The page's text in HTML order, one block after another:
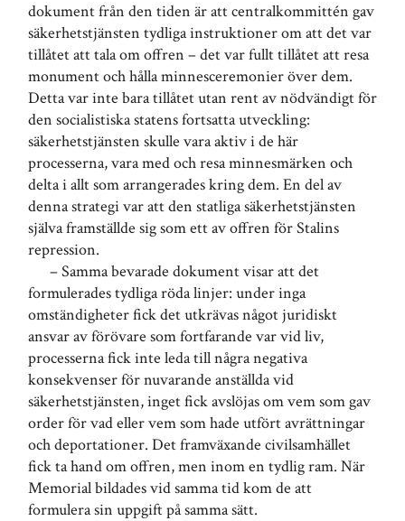
dokument från den tiden är att centralkommittén gav
säkerhetstjänsten tydliga instruktioner om att det var
tillåtet att tala om offren – det var fullt tillåtet att resa
monument och hålla minnesceremonier över dem.
Detta var inte bara tillåtet utan rent av nödvändigt för
den socialistiska statens fortsatta utveckling:
säkerhetstjänsten skulle vara aktiv i de här
processerna, vara med och resa minnesmärken och
delta i allt som arrangerades kring dem. En del av
denna strategi var att den statliga säkerhetstjänsten
själva framställde sig som ett av offren för Stalins
repression.
– Samma bevarade dokument visar att det
formulerades tydliga röda linjer: under inga
omständigheter fick det utkrävas något juridiskt
ansvar av förövare som fortfarande var vid liv,
processerna fick inte leda till några negativa
konsekvenser för nuvarande anställda vid
säkerhetstjänsten, inget fick avslöjas om vem som gav
order för vad eller vem som hade utfört avrättningar
och deportationer. Det framväxande civilsamhället
fick ta hand om offren, men inom en tydlig ram. När
Memorial bildades vid samma tid kom de att
formulera sin uppgift på samma sätt.